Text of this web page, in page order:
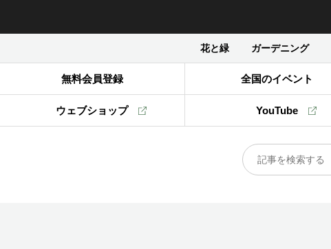
花と緑 ガーデニング
無料会員登録 全国のイベント
ウェブショップ YouTube